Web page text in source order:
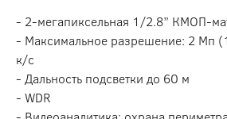
- 2-мегапиксельная 1/2.8” КМОП-
- Максимальное разрешение: 2 Мп
к/с
- Дальность подсветки до 60 м
- WDR